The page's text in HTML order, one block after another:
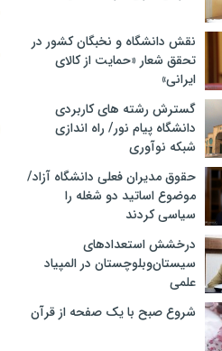
نقش دانشگاه و نخبگان کشور در
تحقق شعار «حمایت از کالای
ایرانی»
گسترش رشته های کاربردی
دانشگاه پیام نور/ راه اندازی
شبکه نوآوری
حقوق مدیران فعلی دانشگاه آزاد/
موضوع اساتید دو شغله را
سیاسی کردند
درخشش استعدادهای
سیستان‌وبلوچستان در المپیاد
علمی
شروع صبح با یک صفحه از قرآن